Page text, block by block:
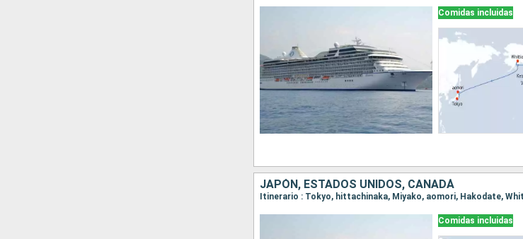
Comidas incluidas
JAPÓN, ESTADOS UNIDOS, CANADÁ
Comidas incluidas